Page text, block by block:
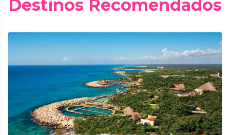
Destinos Recomendados